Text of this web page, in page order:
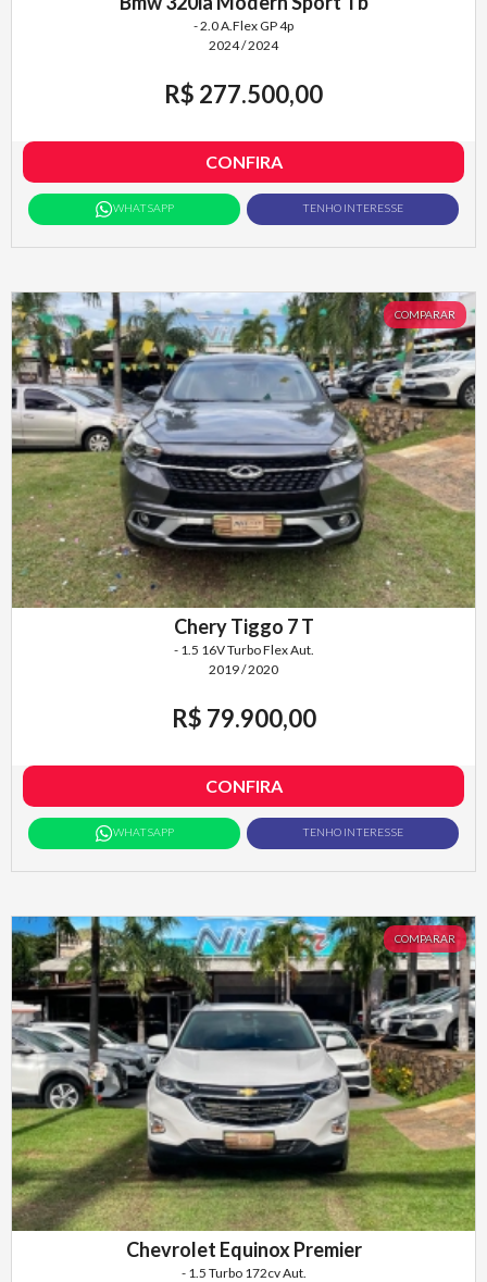
- 2.0 A.Flex GP 4p
2024 / 2024
R$ 277.500,00
CONFIRA
WHATSAPP TENHO INTERESSE
COMPARAR
Chery Tiggo 7 T
- 1.5 16V Turbo Flex Aut.
2019 / 2020
R$ 79.900,00
CONFIRA
WHATSAPP TENHO INTERESSE
COMPARAR
Chevrolet Equinox Premier
- 1.5 Turbo 172cv Aut.